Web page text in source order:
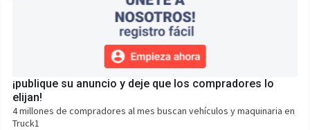
¡publique su anuncio y deje que los compradores lo
elijan!
4 millones de compradores al mes buscan vehículos y maquinaria en
Truck1